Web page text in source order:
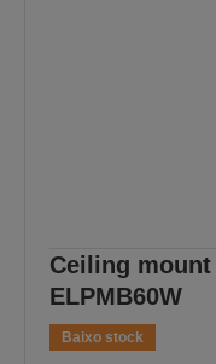
Ceiling
ELPMB60W
Baixo stock